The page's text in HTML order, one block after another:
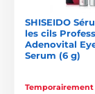
SHISEIDO
les cils
Adenovital
Serum (6 g)
Temporairement